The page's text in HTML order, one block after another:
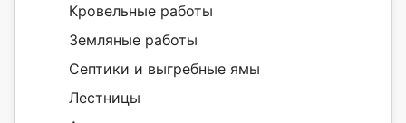
Кровельные работы
Земляные работы
Септики и выгребные ямы
Лестницы